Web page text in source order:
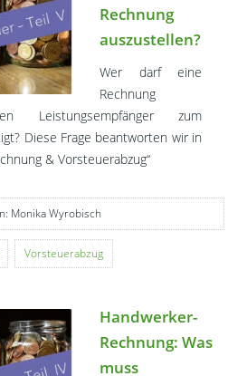
Rechnung
auszustellen?
Wer darf eine
Rechnung
Leistungsempfänger zum
Diese Frage beantworten wir in
& Vorsteuerabzug“
Monika Wyrobisch
Vorsteuerabzug
Handwerker-
Rechnung: Was
muss